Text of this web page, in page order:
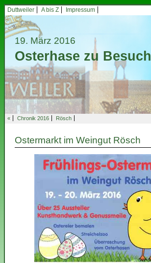
Duttweiler A bis Z Impressum
19. März 2016
Osterhase zu Besuch
« Chronik 2016 Rösch
Ostermarkt im Weingut Rösch